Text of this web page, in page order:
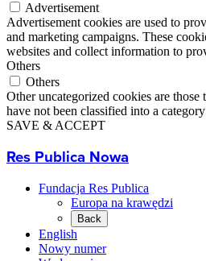
Advertisement
Advertisement cookies are used to
and marketing campaigns. These
websites and collect information to
Others
Others
Other uncategorized cookies are those
have not been classified into a
SAVE & ACCEPT
Res Publica Nowa
Fundacja Res Publica
Europa na krawędzi
Back
English
Nowy numer